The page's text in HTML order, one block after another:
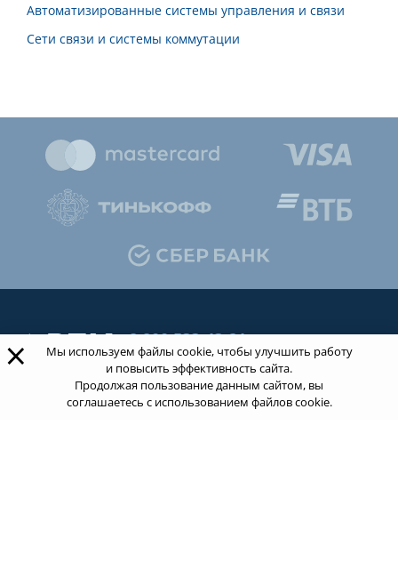
Автоматизированные системы управления и связи
Сети связи и системы коммутации
8 800 533-43-21
звонок по России бесплатный
Обращаясь к нам за услугами, вы даете согласие
×
Мы используем файлы cookie, чтобы улучшить работу
и повысить эффективность сайта.
Продолжая пользование данным сайтом, вы
соглашаетесь с использованием файлов cookie.